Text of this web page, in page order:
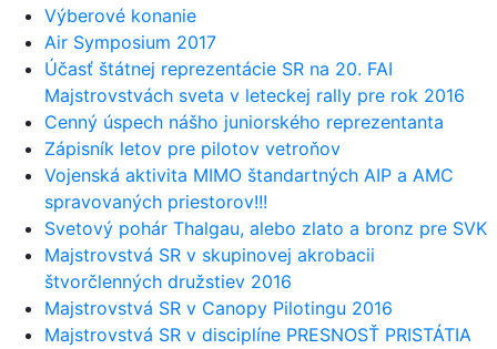
Výberové konanie
Air Symposium 2017
Účasť štátnej reprezentácie SR na 20. FAI
Majstrovstvách sveta v leteckej rally pre rok 2016
Cenný úspech nášho juniorského reprezentanta
Zápisník letov pre pilotov vetroňov
Vojenská aktivita MIMO štandartných AIP a AMC
spravovaných priestorov!!!
Svetový pohár Thalgau, alebo zlato a bronz pre SVK
Majstrovstvá SR v skupinovej akrobacii
štvorčlenných družstiev 2016
Majstrovstvá SR v Canopy Pilotingu 2016
Majstrovstvá SR v disciplíne PRESNOSŤ PRISTÁTIA